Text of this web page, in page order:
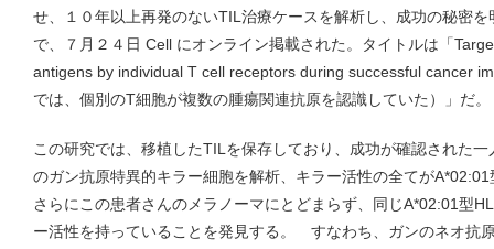
せ、１０年以上再発のないTIL治療ケースを解析し、成功の秘密
で、７月２４日 Cell にオンライン掲載された。タイトルは「
antigens by individual T cell receptors during successful cancer
では、個別のT細胞が複数の腫瘍関連抗原を認識していた）」だ。
この研究では、移植したTILを保存しており、成功が確認された
のガン抗原特異的キラー細胞を解析、キラー活性の全てが
さらにこの患者さんのメラノーマにとどまらず、同じA*02:01型
ー活性を持っていることを発見する。 すなわち、ガンのネオ抗